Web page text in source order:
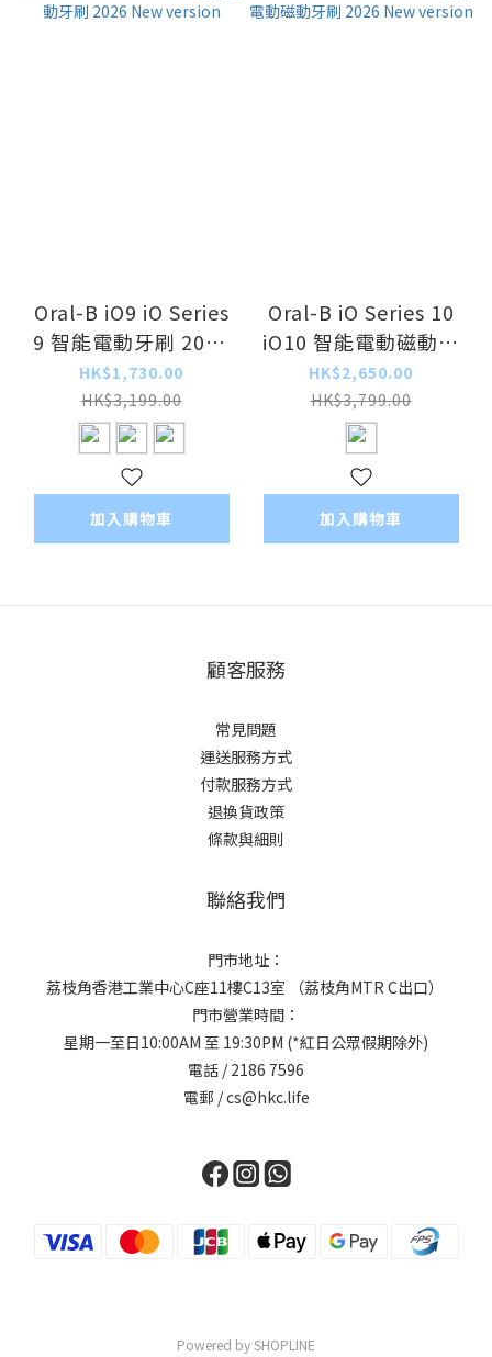
Oral-B iO9 iO Series
9 智能電動牙刷 2026
New version
HK$1,730.00
HK$3,199.00
加入購物車
Oral-B iO Series 10
iO10 智能電動磁動牙
刷 2026 New version
HK$2,650.00
HK$3,799.00
加入購物車
顧客服務
常見問題
運送服務方式
付款服務方式
退換貨政策
條款與細則
聯絡我們
門市地址：
荔枝角香港工業中心C座11樓C13室 （荔枝角MTR C出口）
門市營業時間：
星期一至日10:00AM 至 19:30PM (*紅日公眾假期除外)
電話 / 2186 7596
電郵 / cs@hkc.life
Powered by SHOPLINE